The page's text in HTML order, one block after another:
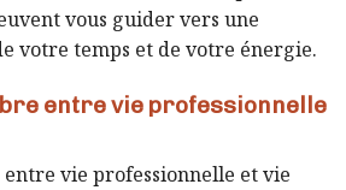
vous guider vers une
votre temps et de votre énergie.
entre vie professionnelle
vie professionnelle et vie